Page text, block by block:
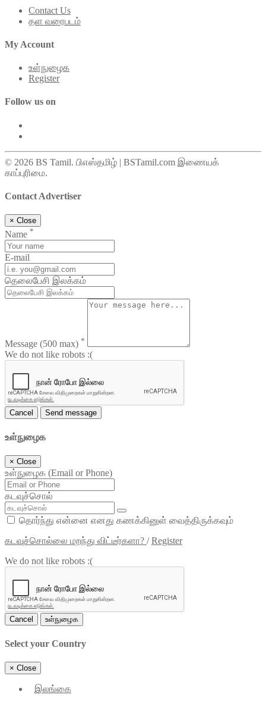
Contact Us
தள வரைபடம்
My Account
உள்நுழைக
Register
Follow us on
© 2026 BS Tamil. பிஎஸ்தமிழ் | BSTamil.com இணையக்
காப்புரிமை.
Contact Advertiser
× Close
Name *
E-mail
தெலைபேசி இலக்கம்
Message (500 max) *
We do not like robots :(
Cancel Send message
உள்நுழைக
× Close
உள்நுழைக (Email or Phone)
கடவுச்சொல்
தொர்ந்து என்னை எனது கணக்கினுள் வைத்திருக்கவும்
கடவுச்சொல்லை மறந்து விட்டீர்களா? /Register
We do not like robots :(
Cancel உள்நுழைக
Select your Country
× Close
இலங்கை